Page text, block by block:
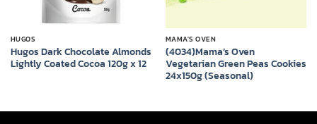
HUGOS
Hugos Dark Chocolate Almonds
Lightly Coated Cocoa 120g x 12
MAMA'S OVEN
(4034)Mama’s Oven
Vegetarian Green Peas Cookies
24x150g (Seasonal)